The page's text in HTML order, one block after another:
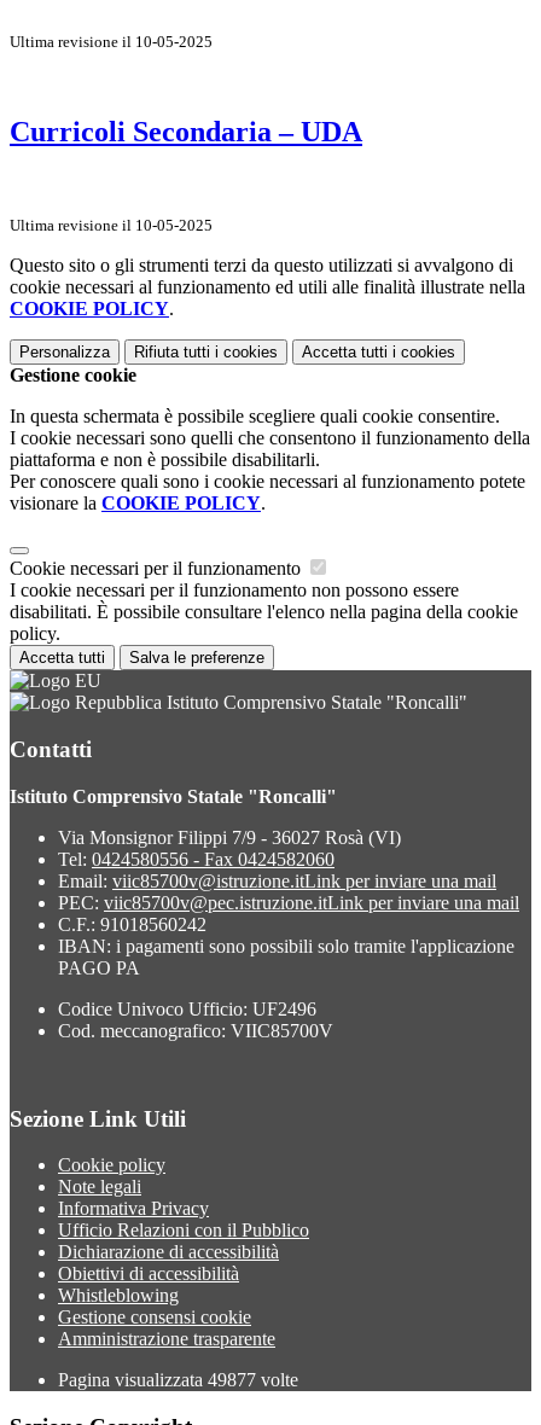
Ultima revisione il 10-05-2025
Curricoli Secondaria – UDA
Ultima revisione il 10-05-2025
Questo sito o gli strumenti terzi da questo utilizzati si avvalgono di
cookie necessari al funzionamento ed utili alle finalità illustrate nella
COOKIE POLICY.
Personalizza Rifiuta tutti i cookies Accetta tutti i cookies
Gestione cookie
In questa schermata è possibile scegliere quali cookie consentire.
I cookie necessari sono quelli che consentono il funzionamento della
piattaforma e non è possibile disabilitarli.
Per conoscere quali sono i cookie necessari al funzionamento potete
visionare la COOKIE POLICY.
Cookie necessari per il funzionamento
I cookie necessari per il funzionamento non possono essere
disabilitati. È possibile consultare l'elenco nella pagina della cookie
policy.
Accetta tutti Salva le preferenze
Istituto Comprensivo Statale "Roncalli"
Contatti
Istituto Comprensivo Statale "Roncalli"
Via Monsignor Filippi 7/9 - 36027 Rosà (VI)
Tel: 0424580556 - Fax 0424582060
Email: viic85700v@istruzione.itLink per inviare una mail
PEC: viic85700v@pec.istruzione.itLink per inviare una mail
C.F.: 91018560242
IBAN: i pagamenti sono possibili solo tramite l'applicazione
PAGO PA
Codice Univoco Ufficio: UF2496
Cod. meccanografico: VIIC85700V
Sezione Link Utili
Cookie policy
Note legali
Informativa Privacy
Ufficio Relazioni con il Pubblico
Dichiarazione di accessibilità
Obiettivi di accessibilità
Whistleblowing
Gestione consensi cookie
Amministrazione trasparente
Pagina visualizzata 49877 volte